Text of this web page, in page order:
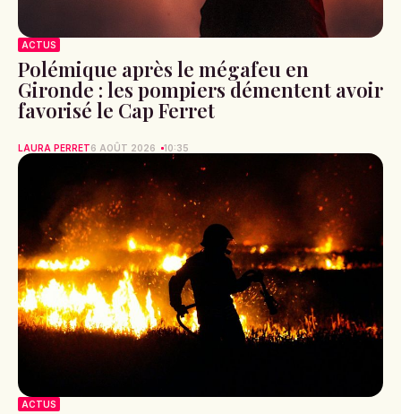
ACTUS
Polémique après le mégafeu en
Gironde : les pompiers démentent avoir
favorisé le Cap Ferret
LAURA PERRET6 AOÛT 2026 10:35
ACTUS